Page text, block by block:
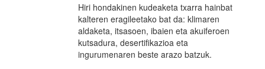
Hiri hondakinen kudeaketa txarra hainbat
kalteren eragileetako bat da: klimaren
aldaketa, itsasoen, ibaien eta akuiferoen
kutsadura, desertifikazioa eta
ingurumenaren beste arazo batzuk.